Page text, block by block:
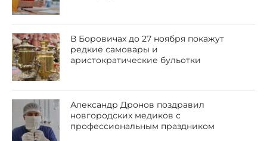
В Боровичах до 27 ноября покажут
редкие самовары и
аристократические бульотки
Александр Дронов поздравил
новгородских медиков с
профессиональным праздником